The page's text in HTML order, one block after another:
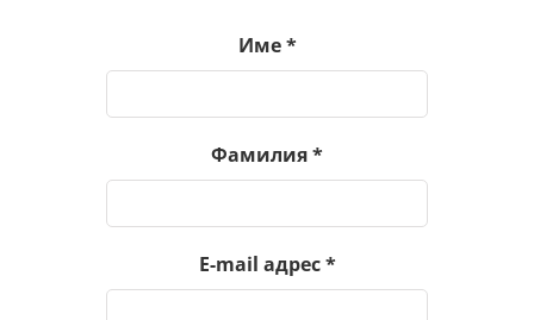
Име*
Фамилия*
E-mail адрес*